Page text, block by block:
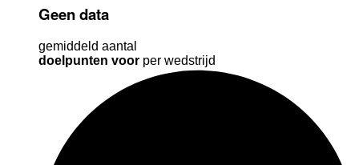
Geen data
gemiddeld aantal
doelpunten voor per wedstrijd